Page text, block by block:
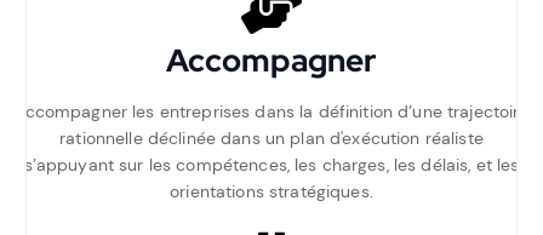
Accompagner
Accompagner les entreprises dans la définition d’une trajectoire
rationnelle déclinée dans un plan d'exécution réaliste
s’appuyant sur les compétences, les charges, les délais, et les
orientations stratégiques.